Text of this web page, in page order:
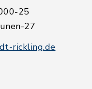
25
27
rickling.de